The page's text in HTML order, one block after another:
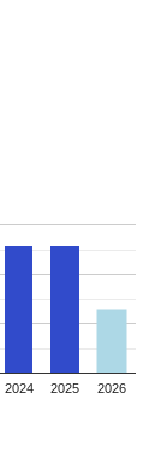
2024 2025 2026